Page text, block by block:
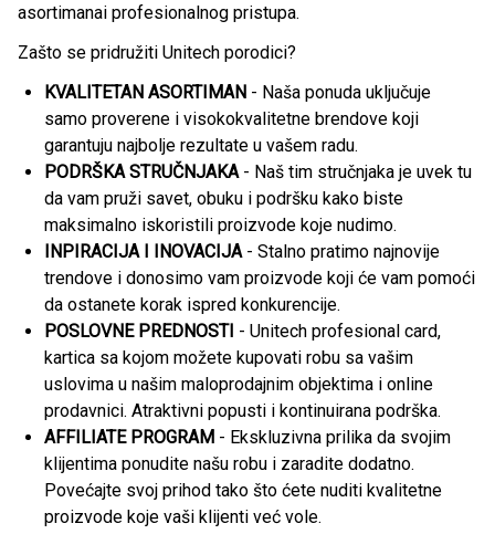
asortimanai profesionalnog pristupa.
Zašto se pridružiti Unitech porodici?
KVALITETAN ASORTIMAN - Naša ponuda uključuje
samo proverene i visokokvalitetne brendove koji
garantuju najbolje rezultate u vašem radu.
PODRŠKA STRUČNJAKA - Naš tim stručnjaka je uvek tu
da vam pruži savet, obuku i podršku kako biste
maksimalno iskoristili proizvode koje nudimo.
INPIRACIJA I INOVACIJA - Stalno pratimo najnovije
trendove i donosimo vam proizvode koji će vam pomoći
da ostanete korak ispred konkurencije.
POSLOVNE PREDNOSTI - Unitech profesional card,
kartica sa kojom možete kupovati robu sa vašim
uslovima u našim maloprodajnim objektima i online
prodavnici. Atraktivni popusti i kontinuirana podrška.
AFFILIATE PROGRAM - Ekskluzivna prilika da svojim
klijentima ponudite našu robu i zaradite dodatno.
Povećajte svoj prihod tako što ćete nuditi kvalitetne
proizvode koje vaši klijenti već vole.